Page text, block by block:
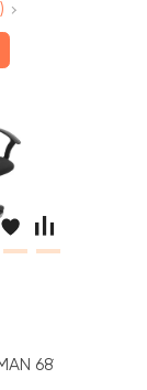
681